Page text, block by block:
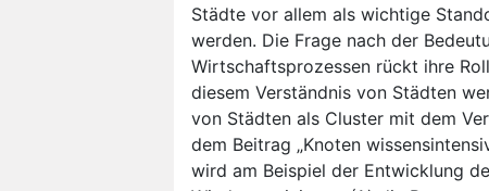
Städte vor allem als wichtige
werden. Die Frage nach der
Wirtschaftsprozessen rückt ihre
diesem Verständnis von Städten
von Städten als Cluster mit dem
dem Beitrag „Knoten
wird am Beispiel der Entwicklung